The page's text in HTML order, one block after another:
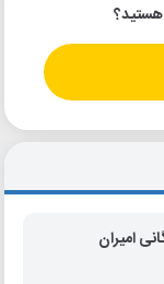
هستید؟
امیران